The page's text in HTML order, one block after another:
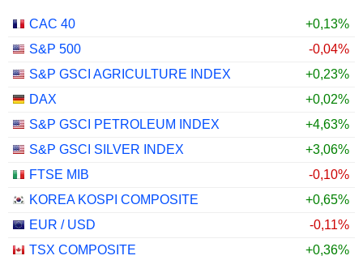
CAC 40
+0,13%
S&P 500
-0,04%
S&P GSCI AGRICULTURE INDEX
+0,23%
DAX
+0,02%
S&P GSCI PETROLEUM INDEX
+4,63%
S&P GSCI SILVER INDEX
+3,06%
FTSE MIB
-0,10%
KOREA KOSPI COMPOSITE
+0,65%
EUR / USD
-0,11%
TSX COMPOSITE
+0,36%